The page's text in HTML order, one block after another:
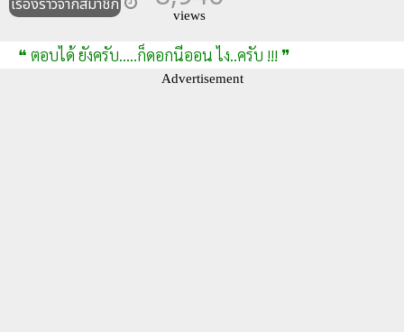
เรื่องราวจากสมาชิก views
❝ ตอบได้ ยังครับ.....ก็ดอกนีออน ไง..ครับ !!! ❞
Advertisement